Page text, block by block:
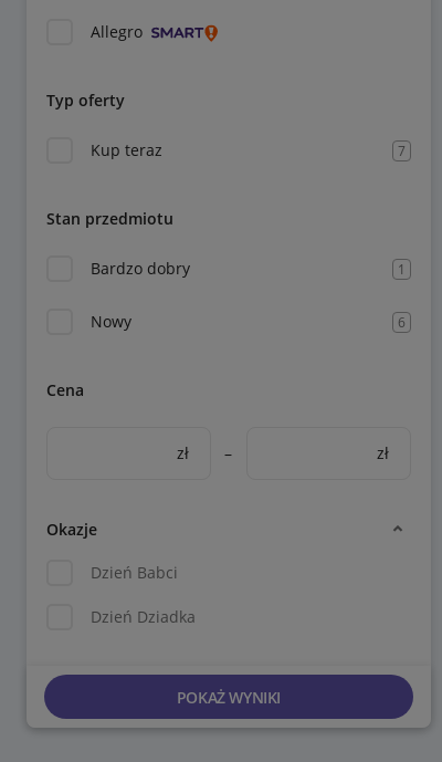
Allegro
Typ oferty
Kup teraz 7
Stan przedmiotu
Bardzo dobry 1
Nowy 6
Cena
zł – zł
Okazje
Dzień Babci
Dzień Dziadka
POKAŻ WYNIKI